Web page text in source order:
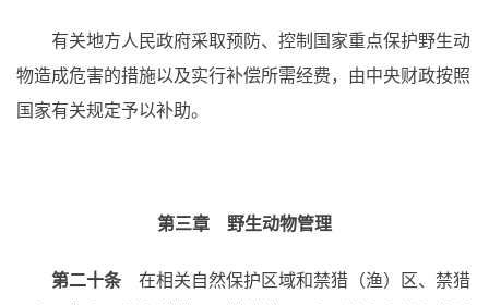
有关地方人民政府采取预防、控制国家重点保护野生动
物造成危害的措施以及实行补偿所需经费，由中央财政按照
国家有关规定予以补助。
第三章 野生动物管理
第二十条 在相关自然保护区域和禁猎（渔）区、禁猎